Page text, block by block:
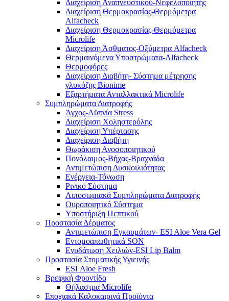
Διαχείριση Αναπνευστικού-Νεφελοποιητής
Διαχείριση Θερμοκρασίας-Θερμόμετρα
Alfacheck
Διαχείριση Θερμοκρασίας-Θερμόμετρα
Microlife
Διαχείριση Άσθματος-Οξύμετρα Alfacheck
Θερμαινόμενα Υποστρώματα-Alfacheck
Θερμοφόρες
Διαχείριση Διαβήτη- Σύστημα μέτρησης
γλυκόζης Bionime
Εξαρτήματα Ανταλλακτικά Microlife
Συμπληρώματα Διατροφής
Άγχος-Αϋπνία Stress
Διαχείριση Χοληστερόλης
Διαχείριση Υπέρτασης
Διαχείριση Διαβήτη
Θωράκιση Ανοσοποιητικού
Πονόλαιμος-Βήχας-Βραχνάδα
Αντιμετώπιση Δυσκοιλιότητας
Eνέργεια-Τόνωση
Ρινικό Σύστημα
Λιποσωμιακά Συμπληρώματα Διατροφής
Ουροποιητικό Σύστημα
Υποστήριξη Πεπτικού
Προστασία Δέρματος
Αντιμετώπιση Εγκαυμάτων- ESI Aloe Vera Gel
Εντομοαπωθητικά SON
Ενυδάτωση Χειλιών-ESI Lip Balm
Προστασία Στοματικής Υγιεινής
ESI Αloe Fresh
Βρεφική Φροντίδα
Θήλαστρα Microlife
Εποχιακά Καλοκαιρινά Προϊόντα